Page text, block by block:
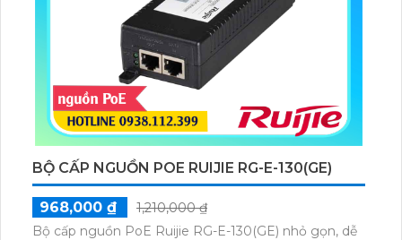
BỘ CẤP NGUỒN POE RUIJIE RG-E-130(GE)
968,000 ₫
1,210,000 ₫
Bộ cấp nguồn PoE Ruijie RG-E-130(GE) nhỏ gọn, dễ